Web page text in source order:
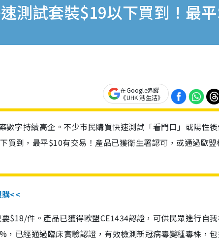
速測試套裝$19以下買到！最
在Google追蹤
《UHK 港生活》
字持續高企。不少市民購買快速測試「看門口」或陽性
買到，最平$10有交易！產品已獲衛生署認可，或通過歐盟
<<
$18/件。產品已獲得歐盟CE1434認證，可供民眾進行自
已經通過臨床實驗認證，有效檢測新冠病毒變種毒株，